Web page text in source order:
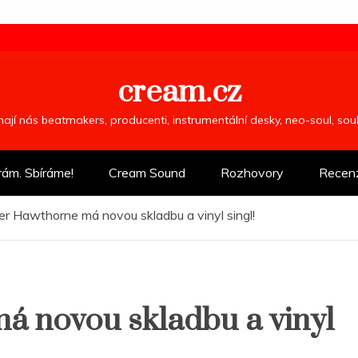
cream.cz
nás beatmakers, producenti, instrumentální desky, neo-soul,
Sbíráme! Cream Sound Rozhovory
Hawthorne má novou skladbu a vinyl singl!
novou skladbu a vinyl